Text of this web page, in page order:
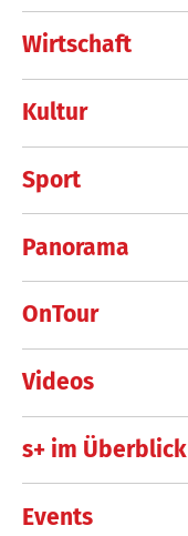
Wirtschaft
Kultur
Sport
Panorama
OnTour
Videos
s+ im Überblick
Events